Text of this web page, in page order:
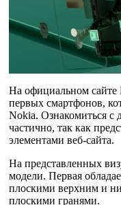
На официальном сайте
первых смартфонов,
Nokia. Ознакомиться с
частично, так как
элементами веб-сайта.
На представленных
модели. Первая
плоскими верхним и
плоскими гранями.